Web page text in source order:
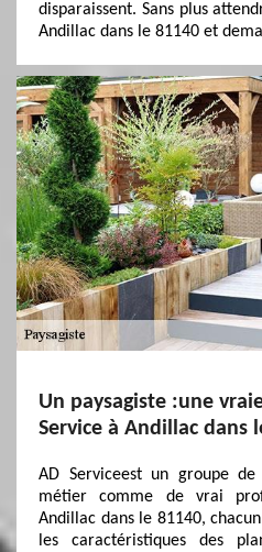
disparaissent. Sans plus
Andillac dans le 81140 et
Un paysagiste :une
Service à Andillac dans
AD Serviceest un groupe
métier comme de vrai
Andillac dans le 81140,
les caractéristiques des